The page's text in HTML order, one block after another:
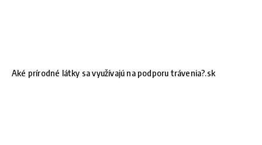
Aké prírodné látky sa využívajú na podporu trávenia?.sk